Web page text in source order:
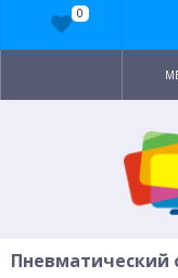
Пневматический
0